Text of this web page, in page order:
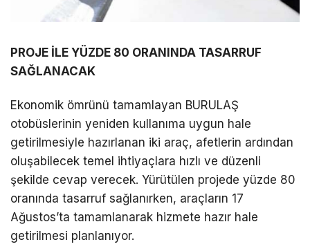
PROJE İLE YÜZDE 80 ORANINDA TASARRUF
SAĞLANACAK
Ekonomik ömrünü tamamlayan BURULAŞ
otobüslerinin yeniden kullanıma uygun hale
getirilmesiyle hazırlanan iki araç, afetlerin ardından
oluşabilecek temel ihtiyaçlara hızlı ve düzenli
şekilde cevap verecek. Yürütülen projede yüzde 80
oranında tasarruf sağlanırken, araçların 17
Ağustos’ta tamamlanarak hizmete hazır hale
getirilmesi planlanıyor.